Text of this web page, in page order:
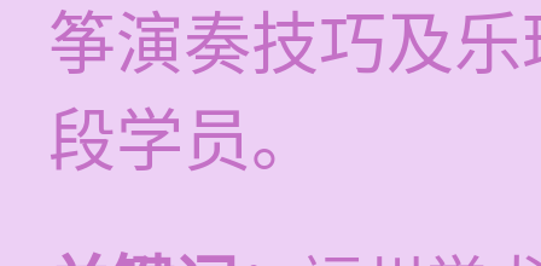
筝演奏技巧及
段学员。